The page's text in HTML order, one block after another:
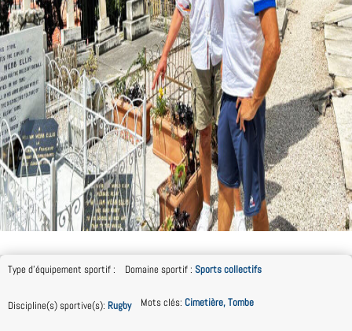
Type d'équipement sportif : Domaine sportif : Sports collectifs
Discipline(s) sportive(s): Rugby Mots clés: Cimetière, Tombe